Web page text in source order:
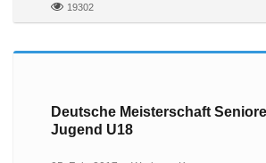
19302
Deutsche Meisterschaft
Jugend U18